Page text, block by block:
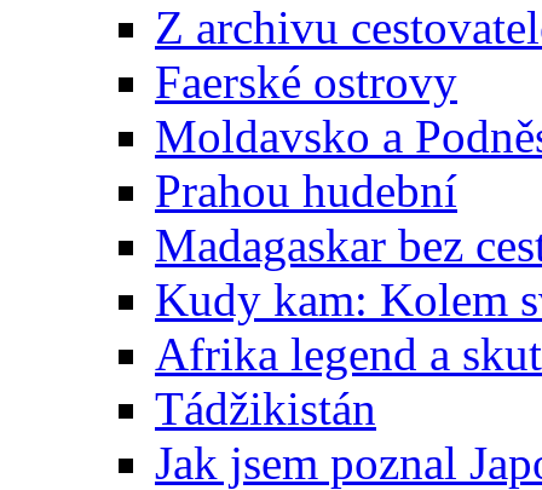
Z archivu
Faerské ostrovy
Moldavsko a
Prahou hudební
Madagaskar bez
Kudy kam: Kolem
Afrika legend a
Tádžikistán
Jak jsem poznal